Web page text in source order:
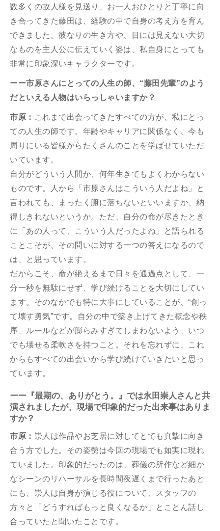
数多くの故⼈様を⾒送り、お⼀⼈おひとりと丁寧に向
き合ってきた藤⽥は、経験の中で⾃⾝の考え⽅を育ん
できました。彼なりの⽣き⽅や、目には見えない⼤切
なものを主⼈公に伝えていく姿は、私⾃⾝にとっても
⾮常に印象深いキャラクターです。
ーー市原さんにとっての人生の師、“藤田先輩”のよう
だといえる人物はいらっしゃいますか？
市原： これまで出会ってきたすべての⽅が、私にとっ
ての⼈⽣の師です。年齢やキャリアに関係なく、今も
周りにいる皆様からたくさんのことを学ばせていただ
いています。
⾃分がどういう⼈間か、何年⽣きてもよくわからない
ものです。⼈から「市原さんはこういう⼈だよね」と
⾔われても、まったく腑に落ちないといいますか、納
得しきれないというか。ただ、⾃分の命が尽きたとき
に「あの⼈って、こういう⼈だったよね」と語られる
ことこそが、その問いに対する⼀つの答えになるので
は、と思っています。
だからこそ、命が絶えるまで日々を通過点として、⼀
分⼀秒を無駄にせず、学び続けることを⼤切にしてい
ます。そのなかでも特に⼤事にしていることが、“創っ
て壊す勇気”です。⾃分の中で築き上げてきた概念や秩
序、ルールなどが膨らみすぎてしまわないよう、いつ
でも壊せる柔軟さを持つこと。それを忘れずに、これ
からもすべての出会いから学び続けていきたいと思っ
ています。
ーー 『最期の、ありがとう。』では永田崇人さんと共
演されましたが、現場で印象的だった出来事はありま
すか？
市原： 崇人は作品やお芝居に対してとても真摯に向き
合う⽅でした。その姿勢は今回の現場でも如実に現れ
ていました。印象的だったのは、葬儀の所作など細か
なシーンのリハーサルを長時間夜遅くまで行ったあと
にも、崇人は自身が演じる役について、スタッフの
⽅々と「どうすればもっと良くなるか」とことん話し
合っていたと聞いたことです。